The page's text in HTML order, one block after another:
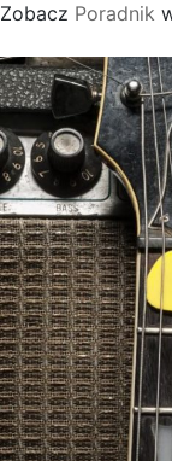
Zobacz Poradnik